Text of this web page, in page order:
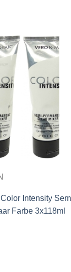
Intensity
Farbe 3x118ml